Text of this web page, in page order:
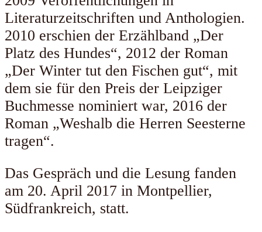
Literaturzeitschriften und Anthologien.
2010 erschien der Erzählband „Der
Platz des Hundes“, 2012 der Roman
„Der Winter tut den Fischen gut“, mit
dem sie für den Preis der Leipziger
Buchmesse nominiert war, 2016 der
Roman „Weshalb die Herren Seesterne
tragen“.
Das Gespräch und die Lesung fanden
am 20. April 2017 in Montpellier,
Südfrankreich, statt.